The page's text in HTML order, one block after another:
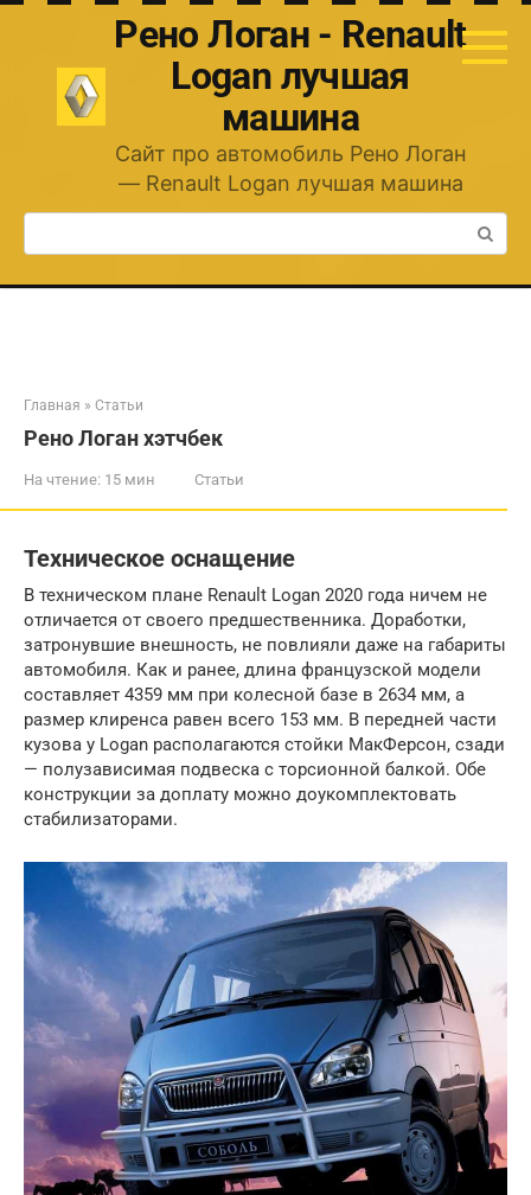
Перейти
Рено Логан - Renault
Logan лучшая
машина
Сайт про автомобиль Рено Логан
— Renault Logan лучшая машина
Поиск:
Главная » Статьи
Рено Логан хэтчбек
На чтение: 15 мин Статьи
Техническое оснащение
В техническом плане Renault Logan 2020 года ничем не
отличается от своего предшественника. Доработки,
затронувшие внешность, не повлияли даже на габариты
автомобиля. Как и ранее, длина французской модели
составляет 4359 мм при колесной базе в 2634 мм, а
размер клиренса равен всего 153 мм. В передней части
кузова у Logan располагаются стойки МакФерсон, сзади
— полузависимая подвеска с торсионной балкой. Обе
конструкции за доплату можно доукомплектовать
стабилизаторами.